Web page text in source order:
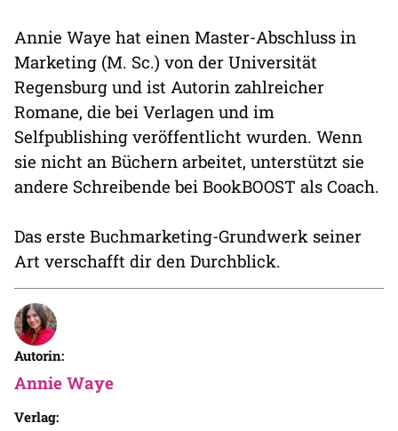
Annie Waye hat einen Master-Abschluss in
Marketing (M. Sc.) von der Universität
Regensburg und ist Autorin zahlreicher
Romane, die bei Verlagen und im
Selfpublishing veröffentlicht wurden. Wenn
sie nicht an Büchern arbeitet, unterstützt sie
andere Schreibende bei BookBOOST als Coach.
Das erste Buchmarketing-Grundwerk seiner
Art verschafft dir den Durchblick.
Autorin:
Annie Waye
Verlag: